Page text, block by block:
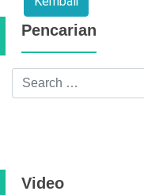
Pencarian
Video